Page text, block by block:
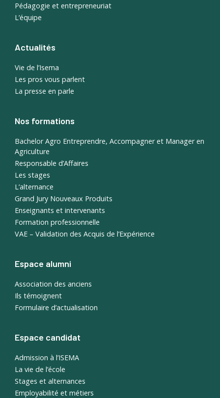
Pédagogie et entrepreneuriat
L’équipe
Actualités
Vie de l’Isema
Les pros vous parlent
La presse en parle
Nos formations
Bachelor Agro Entreprendre, Accompagner et Manager en
Agriculture
Responsable d’Affaires
Les stages
L’alternance
Grand Jury Nouveaux Produits
Enseignants et intervenants
Formation professionnelle
VAE – Validation des Acquis de l’Expérience
Espace alumni
Association des anciens
Ils témoignent
Formulaire d’actualisation
Espace candidat
Admission à l’ISEMA
La vie de l’école
Stages et alternances
Employabilité et métiers